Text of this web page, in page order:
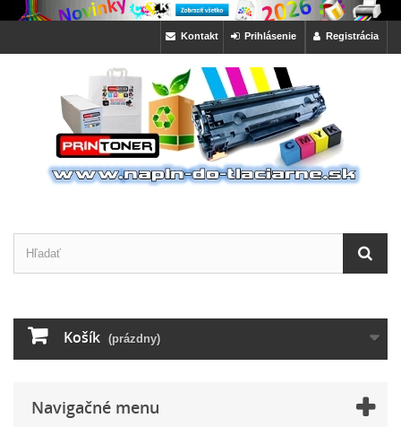
Registrácia
Prihlásenie
Kontakt
Košík (prázdny)
Navigačné menu